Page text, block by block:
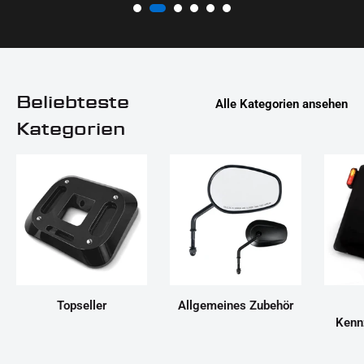
Beliebteste
Kategorien
Alle Kategorien ansehen
Topseller
Allgemeines Zubehör